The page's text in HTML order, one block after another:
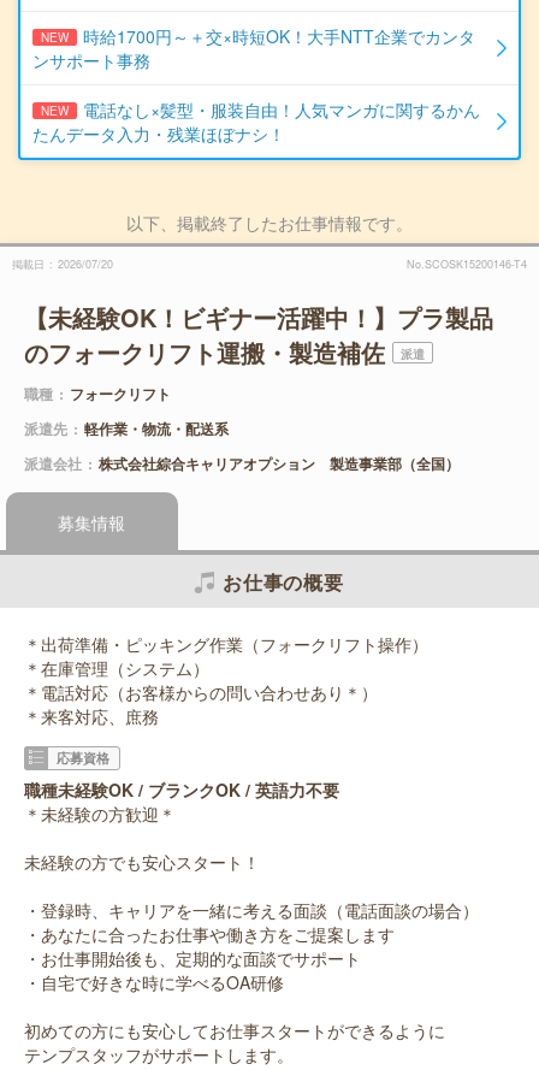
NEW
時給1700円～＋交×時短OK！大手NTT企業でカンタ
ンサポート事務
NEW
電話なし×髪型・服装自由！人気マンガに関するかん
たんデータ入力・残業ほぼナシ！
以下、掲載終了したお仕事情報です。
掲載日 2026/07/20 No.SCOSK15200146-T4
【未経験OK！ビギナー活躍中！】プラ製品
のフォークリフト運搬・製造補佐
派遣
職種
フォークリフト
派遣先
軽作業・物流・配送系
派遣会社
株式会社綜合キャリアオプション 製造事業部（全国）
募集情報
お仕事の概要
＊出荷準備・ピッキング作業（フォークリフト操作）
＊在庫管理（システム）
＊電話対応（お客様からの問い合わせあり＊）
＊来客対応、庶務
応募資格
職種未経験OK / ブランクOK / 英語力不要
＊未経験の方歓迎＊
未経験の方でも安心スタート！
・登録時、キャリアを一緒に考える面談（電話面談の場合）
・あなたに合ったお仕事や働き方をご提案します
・お仕事開始後も、定期的な面談でサポート
・自宅で好きな時に学べるOA研修
初めての方にも安心してお仕事スタートができるように
テンプスタッフがサポートします。